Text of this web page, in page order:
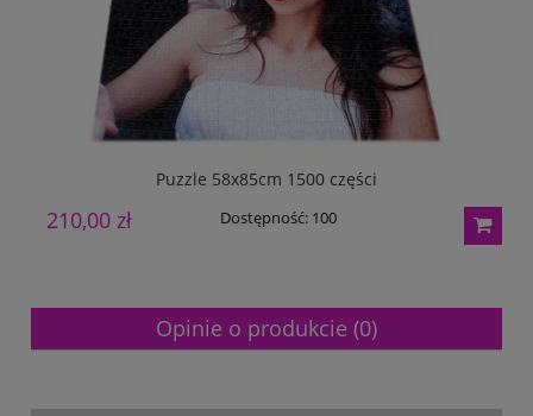
Puzzle 58x85cm 1500 części
210,00 zł Dostępność: 100
Opinie o produkcie (0)